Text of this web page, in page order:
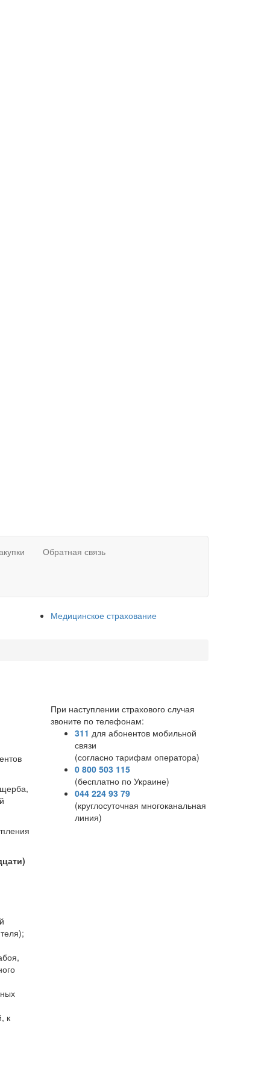
Обратная связь
Медицинское страхование
к
При наступлении страхового случая
звоните по телефонам:
311 для абонентов мобильной
связи
(согласно тарифам оператора)
0 800 503 115
(бесплатно по Украине)
044 224 93 79
(круглосуточная многоканальная
линия)